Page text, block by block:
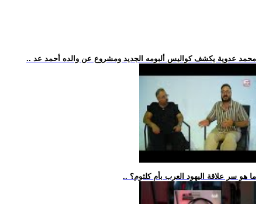
.. محمد عدوية يكشف كواليس ألبومه الجديد ومشروع عن والده أحمد عد
.. ما هو سر علاقة اليهود العرب بأم كلثوم؟